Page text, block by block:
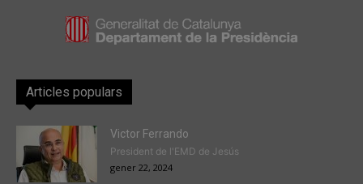
Articles populars
Victor Ferrando
President de l'EMD de Jesús
gener 22, 2024